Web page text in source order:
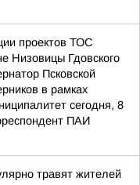
проектов ТОС
Низовицы Гдовского
Псковской
в рамках
сегодня, 8
ПАИ
травят жителей